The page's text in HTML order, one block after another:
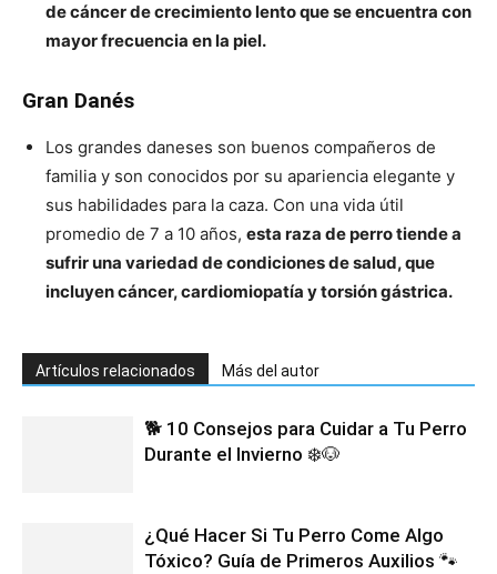
de cáncer de crecimiento lento que se encuentra con
mayor frecuencia en la piel.
Gran Danés
Los grandes daneses son buenos compañeros de
familia y son conocidos por su apariencia elegante y
sus habilidades para la caza. Con una vida útil
promedio de 7 a 10 años, esta raza de perro tiende a
sufrir una variedad de condiciones de salud, que
incluyen cáncer, cardiomiopatía y torsión gástrica.
Artículos relacionados Más del autor
🐕 10 Consejos para Cuidar a Tu Perro
Durante el Invierno ❄️🐶
¿Qué Hacer Si Tu Perro Come Algo
Tóxico? Guía de Primeros Auxilios 🐾